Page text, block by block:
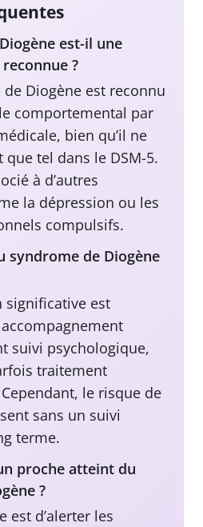
est-il une
?
Diogène est reconnu
comportemental par
bien qu’il ne
tel dans le DSM-5.
à d’autres
la dépression ou les
compulsifs.
syndrome de Diogène
significative est
suivi psychologique,
traitement
le risque de
sans un suivi
terme.
proche atteint du
?
est d’alerter les